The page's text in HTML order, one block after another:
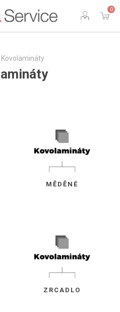
0
Kovolamináty
MĚDĚNÉ
ZRCADLO